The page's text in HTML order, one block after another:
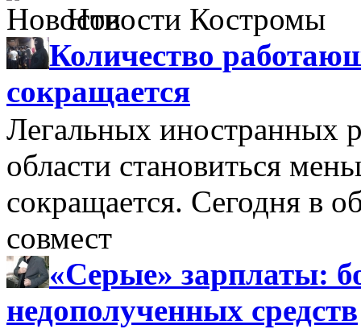
Новости Костромы
Количество
сокращается
Легальных иностранных
области становиться
сокращается. Сегодня в
совмест
«Серые» зарплаты:
недополученных средств